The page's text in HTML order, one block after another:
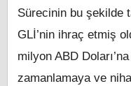
Sürecinin bu şekilde
GLİ’nin ihraç etmiş
milyon ABD
zamanlamaya ve